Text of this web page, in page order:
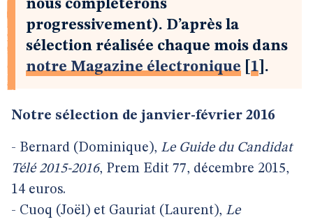
nous compléterons
progressivement). D’après la
sélection réalisée chaque mois dans
notre Magazine électronique
1 .
Notre sélection de janvier-février 2016
- Bernard (Dominique), Le Guide du Candidat
Télé 2015-2016, Prem Edit 77, décembre 2015,
14 euros.
- Cuoq (Joël) et Gauriat (Laurent), Le